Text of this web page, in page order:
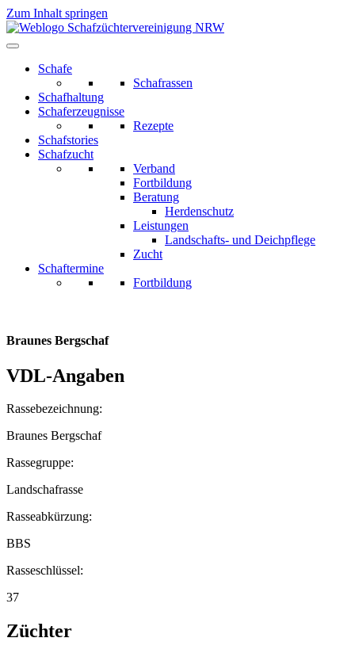
Zum Inhalt springen
Schafe
Schafrassen
Schafhaltung
Schaferzeugnisse
Rezepte
Schafstories
Schafzucht
Verband
Fortbildung
Beratung
Herdenschutz
Leistungen
Landschafts- und Deichpflege
Zucht
Schaftermine
Fortbildung
Braunes Bergschaf
VDL-Angaben
Rassebezeichnung:
Braunes Bergschaf
Rassegruppe:
Landschafrasse
Rasseabkürzung:
BBS
Rasseschlüssel:
37
Züchter